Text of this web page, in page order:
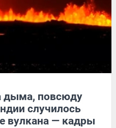
дыма, повсюду
случилось
вулкана — кадры